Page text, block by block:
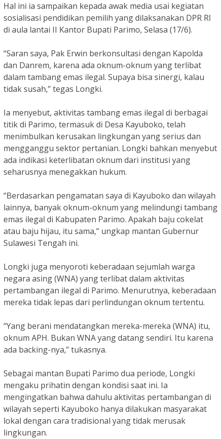
Hal ini ia sampaikan kepada awak media usai kegiatan
sosialisasi pendidikan pemilih yang dilaksanakan DPR RI
di aula lantai II Kantor Bupati Parimo, Selasa (17/6).
“Saran saya, Pak Erwin berkonsultasi dengan Kapolda
dan Danrem, karena ada oknum-oknum yang terlibat
dalam tambang emas ilegal. Supaya bisa sinergi, kalau
tidak susah,” tegas Longki.
Ia menyebut, aktivitas tambang emas ilegal di berbagai
titik di Parimo, termasuk di Desa Kayuboko, telah
menimbulkan kerusakan lingkungan yang serius dan
mengganggu sektor pertanian. Longki bahkan menyebut
ada indikasi keterlibatan oknum dari institusi yang
seharusnya menegakkan hukum.
“Berdasarkan pengamatan saya di Kayuboko dan wilayah
lainnya, banyak oknum-oknum yang melindungi tambang
emas ilegal di Kabupaten Parimo. Apakah baju cokelat
atau baju hijau, itu sama,” ungkap mantan Gubernur
Sulawesi Tengah ini.
Longki juga menyoroti keberadaan sejumlah warga
negara asing (WNA) yang terlibat dalam aktivitas
pertambangan ilegal di Parimo. Menurutnya, keberadaan
mereka tidak lepas dari perlindungan oknum tertentu.
“Yang berani mendatangkan mereka-mereka (WNA) itu,
oknum APH. Bukan WNA yang datang sendiri. Itu karena
ada backing-nya,” tukasnya.
Sebagai mantan Bupati Parimo dua periode, Longki
mengaku prihatin dengan kondisi saat ini. Ia
mengingatkan bahwa dahulu aktivitas pertambangan di
wilayah seperti Kayuboko hanya dilakukan masyarakat
lokal dengan cara tradisional yang tidak merusak
lingkungan.